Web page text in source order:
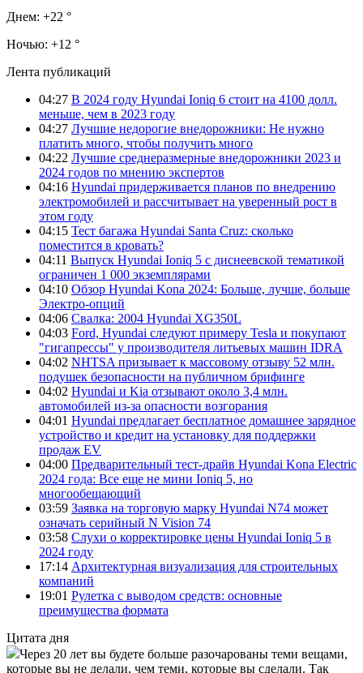
Днем: +22 °
Ночью: +12 °
Лента публикаций
04:27 В 2024 году Hyundai Ioniq 6 стоит на 4100 долл.
меньше, чем в 2023 году
04:27 Лучшие недорогие внедорожники: Не нужно
платить много, чтобы получить много
04:22 Лучшие среднеразмерные внедорожники 2023 и
2024 годов по мнению экспертов
04:16 Hyundai придерживается планов по внедрению
электромобилей и рассчитывает на уверенный рост в
этом году
04:15 Тест багажа Hyundai Santa Cruz: сколько
поместится в кровать?
04:11 Выпуск Hyundai Ioniq 5 с диснеевской тематикой
ограничен 1 000 экземплярами
04:10 Обзор Hyundai Kona 2024: Больше, лучше, больше
Электро-опций
04:06 Свалка: 2004 Hyundai XG350L
04:03 Ford, Hyundai следуют примеру Tesla и покупают
"гигапрессы" у производителя литьевых машин IDRA
04:02 NHTSA призывает к массовому отзыву 52 млн.
подушек безопасности на публичном брифинге
04:02 Hyundai и Kia отзывают около 3,4 млн.
автомобилей из-за опасности возгорания
04:01 Hyundai предлагает бесплатное домашнее зарядное
устройство и кредит на установку для поддержки
продаж EV
04:00 Предварительный тест-драйв Hyundai Kona Electric
2024 года: Все еще не мини Ioniq 5, но
многообещающий
03:59 Заявка на торговую марку Hyundai N74 может
означать серийный N Vision 74
03:58 Слухи о корректировке цены Hyundai Ioniq 5 в
2024 году
17:14 Архитектурная визуализация для строительных
компаний
19:01 Рулетка с выводом средств: основные
преимущества формата
Цитата дня
Через 20 лет вы будете больше разочарованы теми вещами,
которые вы не делали, чем теми, которые вы сделали. Так